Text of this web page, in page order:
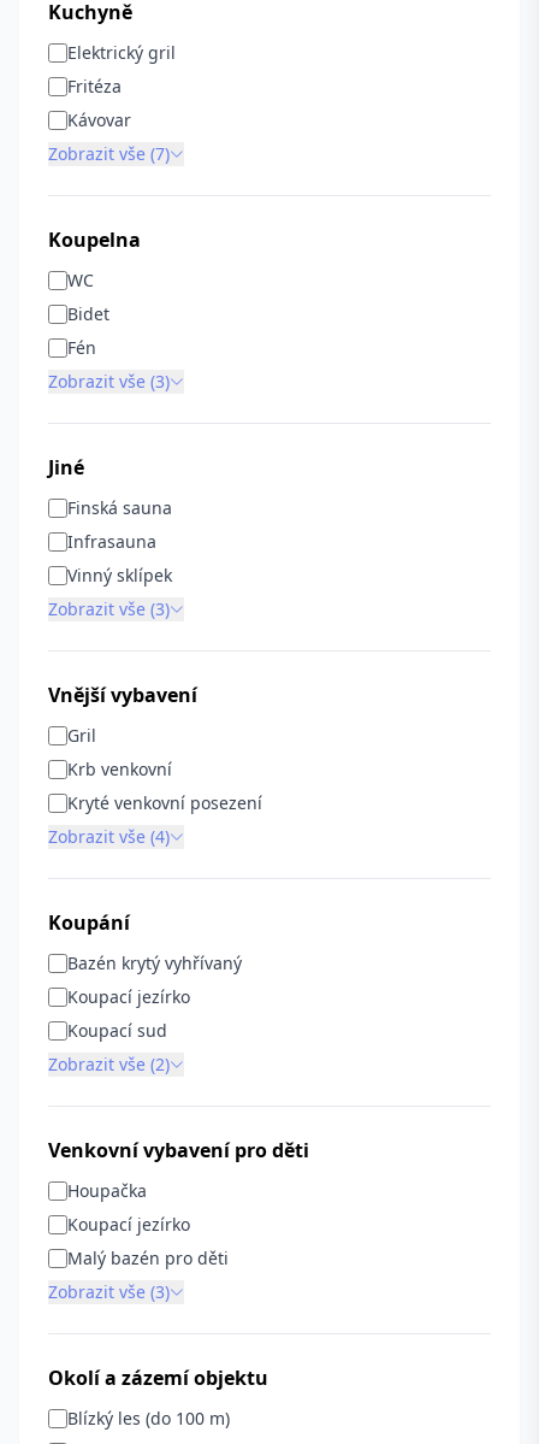
Kuchyně
Elektrický gril
Fritéza
Kávovar
Zobrazit vše (7)
Koupelna
WC
Bidet
Fén
Zobrazit vše (3)
Jiné
Finská sauna
Infrasauna
Vinný sklípek
Zobrazit vše (3)
Vnější vybavení
Gril
Krb venkovní
Kryté venkovní posezení
Zobrazit vše (4)
Koupání
Bazén krytý vyhřívaný
Koupací jezírko
Koupací sud
Zobrazit vše (2)
Venkovní vybavení pro děti
Houpačka
Koupací jezírko
Malý bazén pro děti
Zobrazit vše (3)
Okolí a zázemí objektu
Blízký les (do 100 m)